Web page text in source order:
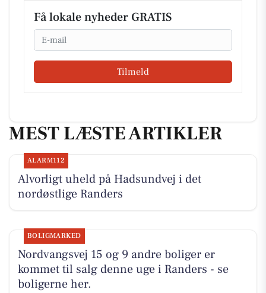
Få lokale nyheder GRATIS
Email
Tilmeld
MEST LÆSTE ARTIKLER
ALARM112
Alvorligt uheld på Hadsundvej i det
nordøstlige Randers
BOLIGMARKED
Nordvangsvej 15 og 9 andre boliger er
kommet til salg denne uge i Randers - se
boligerne her.